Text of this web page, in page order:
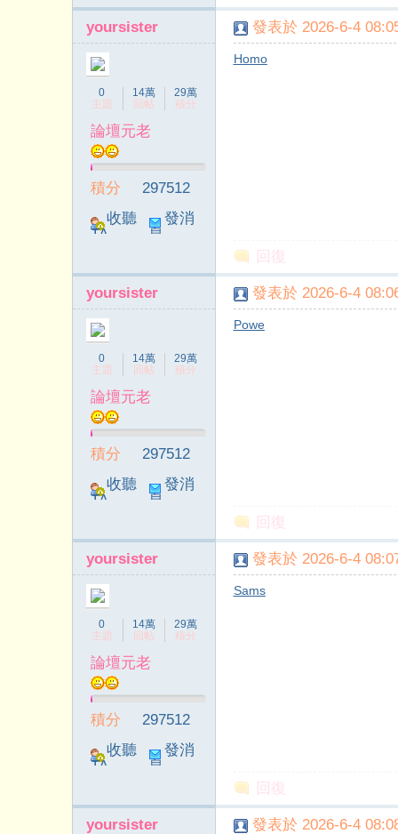
yoursister
0
主題
14萬
回帖
29萬
積分
論壇元老
積分
297512
收聽
TA
發消
息
發表於 2026-6-4
Homo
回復
yoursister
0
主題
14萬
回帖
29萬
積分
論壇元老
積分
297512
收聽
TA
發消
息
發表於 2026-6-4
Powe
回復
yoursister
0
主題
14萬
回帖
29萬
積分
論壇元老
積分
297512
收聽
TA
發消
息
發表於 2026-6-4
Sams
回復
yoursister 發表於 2026-6-4